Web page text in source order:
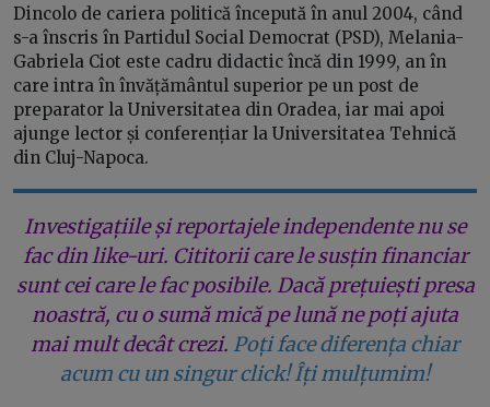
Dincolo de cariera politică începută în anul 2004, când
s-a înscris în Partidul Social Democrat (PSD), Melania-
Gabriela Ciot este cadru didactic încă din 1999, an în
care intra în învățământul superior pe un post de
preparator la Universitatea din Oradea, iar mai apoi
ajunge lector și conferențiar la Universitatea Tehnică
din Cluj-Napoca.
Investigațiile și reportajele independente nu se
fac din like-uri. Cititorii care le susțin financiar
sunt cei care le fac posibile. Dacă prețuiești presa
noastră, cu o sumă mică pe lună ne poți ajuta
mai mult decât crezi. Poți face diferența chiar
acum cu un singur click! Îți mulțumim!